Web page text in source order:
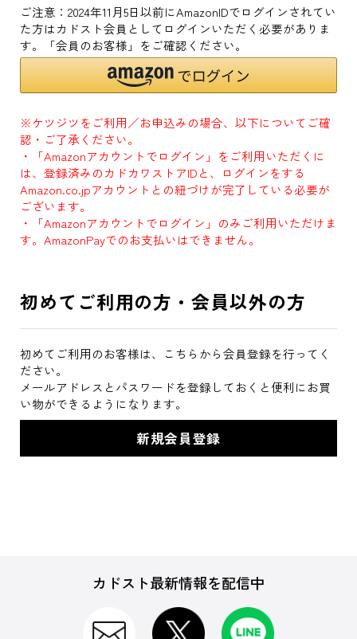
ご注意：2024年11月5日以前にAmazonIDでログインされてい
た方はカドスト会員としてログインいただく必要がありま
す。「会員のお客様」をご確認ください。
※ケツジツをご利用／お申込みの場合、以下についてご確
認・ご了承ください。
・「Amazonアカウントでログイン」をご利用いただくに
は、登録済みのカドカワストアIDと、ログインをする
Amazon.co.jpアカウントとの紐づけが完了している必要が
ございます。
・「Amazonアカウントでログイン」のみご利用いただけま
す。AmazonPayでのお支払いはできません。
初めてご利用の方・会員以外の方
初めてご利用のお客様は、こちらから会員登録を行ってく
ださい。
メールアドレスとパスワードを登録しておくと便利にお買
い物ができるようになります。
カドスト最新情報を配信中